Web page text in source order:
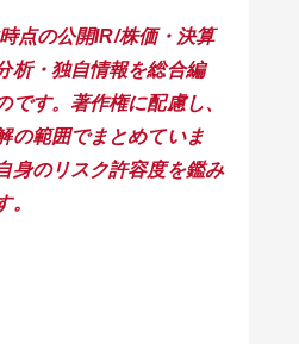
点の公開IR/株価・決算
析・独自情報を総合編
です。著作権に配慮し、
の範囲でまとめていま
身のリスク許容度を鑑み
。